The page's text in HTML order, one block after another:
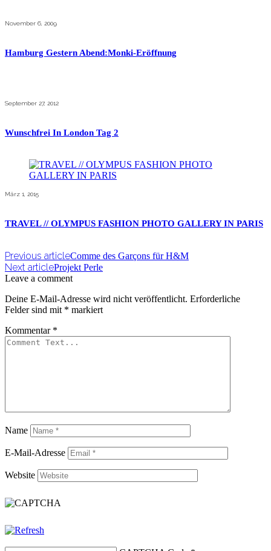
November 6, 2009
Hamburg Gestern Abend:Monki-Eröffnung
September 27, 2012
Wunschfrei In London Tag 2
März 1, 2015
TRAVEL // OLYMPUS FASHION PHOTO GALLERY IN PARIS
Previous articleComme des Garçons für H&M
Next articleProjekt Perle
Leave a comment
Deine E-Mail-Adresse wird nicht veröffentlicht. Erforderliche
Felder sind mit * markiert
Kommentar *
Name
E-Mail-Adresse
Website